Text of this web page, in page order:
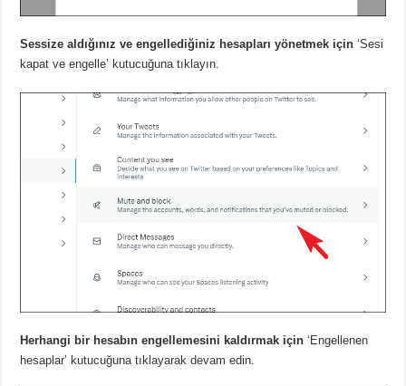
Sessize aldığınız ve engellediğiniz hesapları yönetmek için ‘Sesi
kapat ve engelle’ kutucuğuna tıklayın.
Herhangi bir hesabın engellemesini kaldırmak için ‘Engellenen
hesaplar’ kutucuğuna tıklayarak devam edin.